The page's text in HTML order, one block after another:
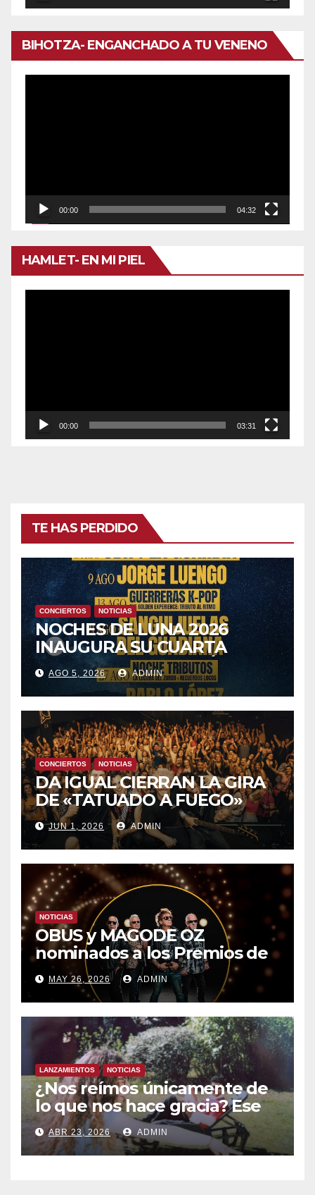
BIHOTZA- ENGANCHADO A TU VENENO
00:00 04:32
HAMLET- EN MI PIEL
00:00 03:31
TE HAS PERDIDO
CONCIERTOS NOTICIAS
NOCHES DE LUNA 2026
INAUGURA SU CUARTA
TEMPORADA ESTE SÁBADO
8 CON OBK Y LA GUARDIA
AGO 5, 2026 ADMIN
CONCIERTOS NOTICIAS
DA IGUAL CIERRAN LA GIRA
DE «TATUADO A FUEGO»
CON UN LLENO EN LA SALA
DEL MOVISTAR ARENA DE
MADRID
JUN 1, 2026 ADMIN
NOTICIAS
OBUS y MAGODE OZ
nominados a los Premios de
la Academia de la Música de
España- Esta noche en La 2
MAY 26, 2026 ADMIN
LANZAMIENTOS NOTICIAS
¿Nos reímos únicamente de
lo que nos hace gracia? Ese
chiste ya me lo has contado,
el nuevo single de JUAN
ANSELMO
ABR 23, 2026 ADMIN